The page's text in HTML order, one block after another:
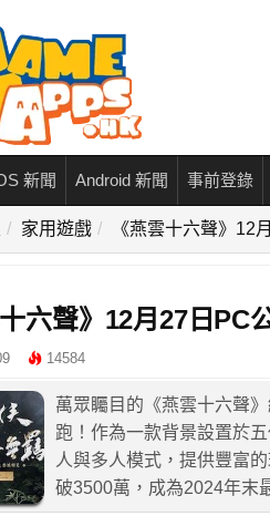
新聞 Android 新聞 事前登錄
家用遊戲 《燕雲十六聲》12
十六聲》12月27日PC
14584
萬眾矚目的《燕雲十六聲
跑！作為一款背景設置於
人與多人模式，提供豐富
破3500萬，成為2024年末